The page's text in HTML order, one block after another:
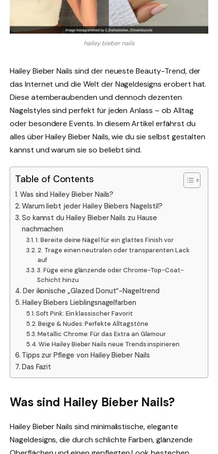
hailey bieber nails
Hailey Bieber Nails sind der neueste Beauty-Trend, der
das Internet und die Welt der Nageldesigns erobert hat.
Diese atemberaubenden und dennoch dezenten
Nagelstyles sind perfekt für jeden Anlass – ob Alltag
oder besondere Events. In diesem Artikel erfährst du
alles über Hailey Bieber Nails, wie du sie selbst gestalten
kannst und warum sie so beliebt sind.
Table of Contents
Was sind Hailey Bieber Nails?
Warum liebt jeder Hailey Biebers Nagelstil?
So kannst du Hailey Bieber Nails zu Hause
nachmachen
1. Bereite deine Nägel für ein glattes Finish vor
2. Trage einen neutralen oder transparenten Lack
auf
3. Füge eine glänzende oder Chrome-Top-Coat-
Schicht hinzu
Der ikonische „Glazed Donut“-Nageltrend
Hailey Biebers Lieblingsnagelfarben
Soft Pink: Ein klassischer Favorit
Beige & Nudes: Perfekte Alltagstöne
Metallic Chrome: Für das Extra an Glamour
Wie Hailey Bieber Nails neue Trends inspirieren
Tipps zur Pflege von Hailey Bieber Nails
Das Fazit
Was sind Hailey Bieber Nails?
Hailey Bieber Nails sind minimalistische, elegante
Nageldesigns, die durch schlichte Farben, glänzende